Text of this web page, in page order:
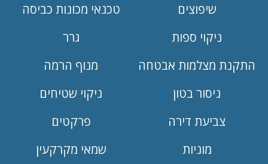
שיפוצים
טכנאי מכונות כביסה
ניקוי ספות
גרר
התקנת מצלמות אבטחה
מנוף הרמה
ניסור בטון
ניקוי שטיחים
צביעת דירה
פרקטים
מוניות
שמאי מקרקעין